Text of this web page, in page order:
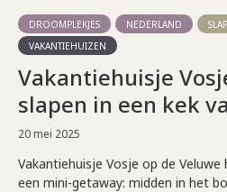
DROOMPLEKJES NEDERLAND
VAKANTIEHUIZEN
Vakantiehuisje
slapen in een kek
20 mei 2025
Vakantiehuisje Vosje op de
een mini-getaway: midden in het